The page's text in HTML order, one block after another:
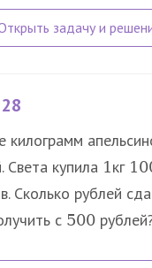
килограмм
Света купила 1кг
Сколько рублей
с 500